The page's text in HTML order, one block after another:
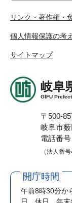
リンク・著作権・
個人情報保護の考
サイトマップ
岐阜
GIFU
〒500-
岐阜市
電話番
（法人番
開庁時間
午前8時30分か